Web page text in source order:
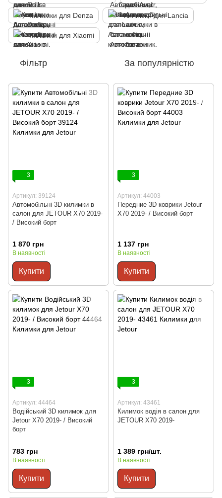
Килимки для Denza Килимки для Lancia
Килимки для Xiaomi
Фільтр За популярністю
3
Артикул: 39124
Автомобільні 3D килимки в
салон для JETOUR X70 2019-
/ Високий борт
1 870 грн
В наявності
Купити
3
Артикул: 44003
Передние 3D коврики Jetour
X70 2019- / Високий борт
1 137 грн
В наявності
Купити
3
Артикул: 44464
Водійський 3D килимок для
Jetour X70 2019- / Високий
борт
783 грн
В наявності
Купити
3
Артикул: 43461
Килимок водія в салон для
JETOUR X70 2019-
1 389 грн/шт.
В наявності
Купити